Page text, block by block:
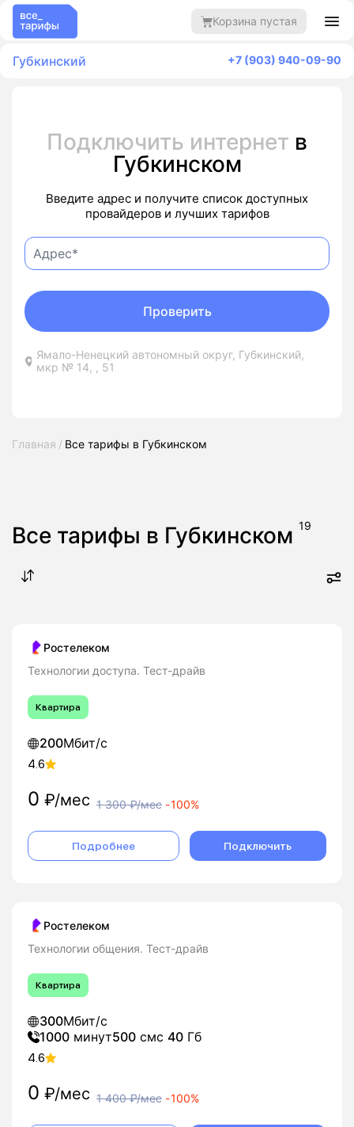
Корзина пустая
Губкинский +7 (903) 940-09-90
Подключить интернет в
Губкинском
Введите адрес и получите список доступных
провайдеров и лучших тарифов
Ямало-Ненецкий автономный округ, Губкинский,
мкр № 14, , 51
Проверить
Главная Все тарифы в Губкинском
Все тарифы в Губкинском 19
Ростелеком
Технологии доступа. Тест-драйв
Квартира
200Мбит/с
4.6
0 ₽/мес 1 300₽/мес -100%
Подробнее Подключить
Ростелеком
Технологии общения. Тест-драйв
Квартира
300Мбит/с
1000 минут500 смс 40 Гб
4.6
0 ₽/мес 1 400₽/мес -100%